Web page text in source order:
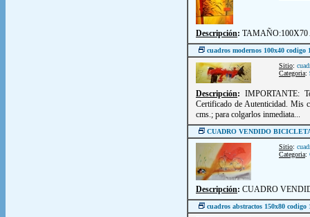
Descripción:
cuadros modernos 100x40
Sitio:
Categoria:
Descripción: IMPORTANTE:
Certificado de Autenticidad. Mis
cms.; para colgarlos inmediata...
CUADRO VENDIDO
Sitio:
Categoria:
Descripción: CUADRO
cuadros abstractos 150x80